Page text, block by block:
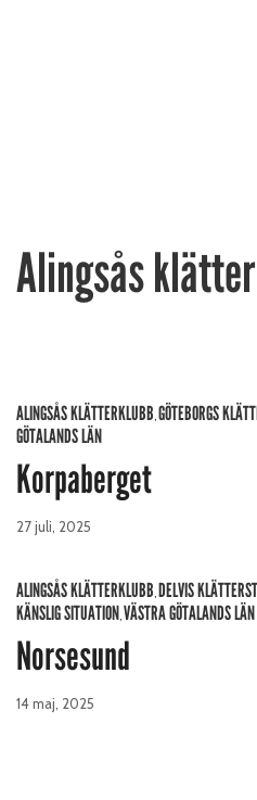
Alingsås
ALINGSÅS KLÄTTERKLUBB,GÖTEBORGS
GÖTALANDS LÄN
Korpaberget
27 juli, 2025
ALINGSÅS KLÄTTERKLUBB,DELVIS
KÄNSLIG SITUATION,VÄSTRA GÖTALANDS LÄN
Norsesund
14 maj, 2025